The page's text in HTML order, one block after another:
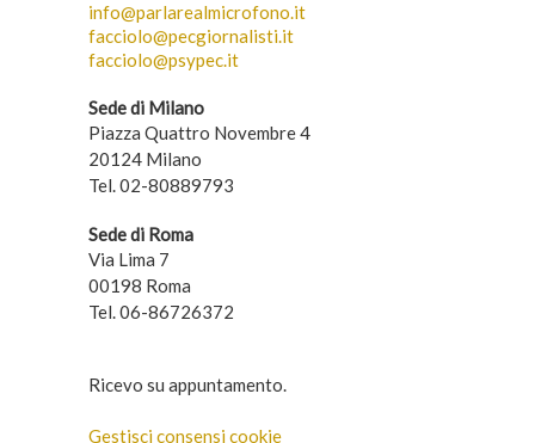
info@parlarealmicrofono.it
facciolo@pecgiornalisti.it
facciolo@psypec.it
Sede di Milano
Piazza Quattro Novembre 4
20124 Milano
Tel. 02-80889793
Sede di Roma
Via Lima 7
00198 Roma
Tel. 06-86726372
Ricevo su appuntamento.
Gestisci consensi cookie